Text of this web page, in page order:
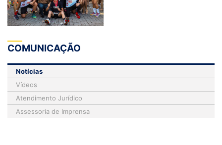
COMUNICAÇÃO
Notícias
Vídeos
Atendimento Jurídico
Assessoria de Imprensa